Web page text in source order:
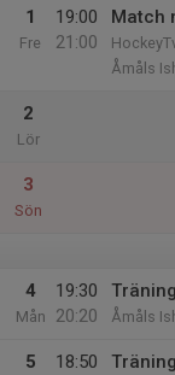
1
Fre
19:00
21:00
Match
Åmåls
2
Lör
3
Sön
4
Mån
19:30
20:20
Träning
Åmåls
5
18:50
Träning